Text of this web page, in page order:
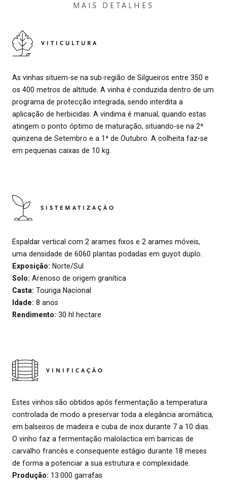
MAIS DETALHES
VITICULTURA
As vinhas situem-se na sub-região de Silgueiros entre 350 e
os 400 metros de altitude. A vinha é conduzida dentro de um
programa de protecção integrada, sendo interdita a
aplicação de herbicidas. A vindima é manual, quando estas
atingem o ponto óptimo de maturação, situando-se na 2ª
quinzena de Setembro e a 1ª de Outubro. A colheita faz-se
em pequenas caixas de 10 kg.
SISTEMATIZAÇÃO
Espaldar vertical com 2 arames fixos e 2 arames móveis,
uma densidade de 6060 plantas podadas em guyot duplo.
Exposição: Norte/Sul
Solo: Arenoso de origem granítica
Casta: Touriga Nacional
Idade: 8 anos
Rendimento: 30 hl hectare
VINIFICAÇÃO
Estes vinhos são obtidos após fermentação a temperatura
controlada de modo a preservar toda a elegância aromática,
em balseiros de madeira e cuba de inox durante 7 a 10 dias.
O vinho faz a fermentação malolactica em barricas de
carvalho francês e consequente estágio durante 18 meses
de forma a potenciar a sua estrutura e complexidade.
Produção: 13.000 garrafas